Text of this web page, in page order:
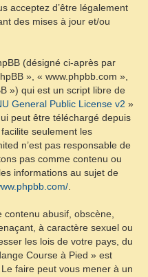
acceptez d’être légalement
des mises à jour et/ou
(désigné ci-après par
», « www.phpbb.com »,
») qui est un script libre de
General Public License v2 »
peut être téléchargé depuis
facilite seulement les
n’est pas responsable de
pas comme contenu ou
informations au sujet de
abusif, obscène,
à caractère sexuel ou
les lois de votre pays, du
Course à Pied » est
faire peut vous mener à un